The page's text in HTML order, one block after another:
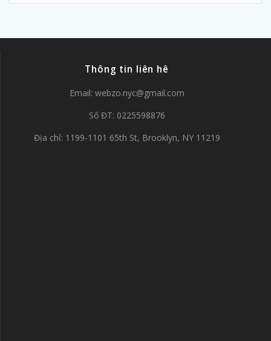
Thông tin liên hê
Email: webzo.nyc@gmail.com
Số ĐT: 0225598876
Địa chỉ: 1199-1101 65th St, Brooklyn, NY 11219